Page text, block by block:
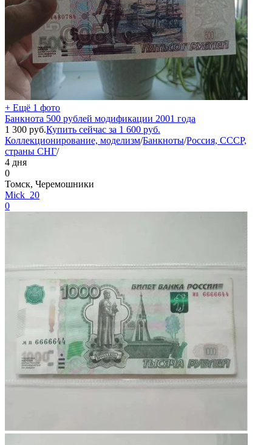
+ Ещё 1 фото
Банкнота 500 рублей модификации 2001 года
1 300 руб.Купить сейчас за 1 600 руб.
Коллекционирование, моделизм/Банкноты/Россия, СССР,
страны СНГ/
4 дня
0
Томск, Черемошники
Mick_20
0